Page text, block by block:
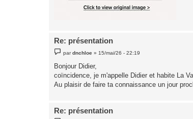
Re: présentation
e
s
a
e
pardnchloe » 15/mai/26 - 22:19
Bonjour Didier,
coïncidence, je m'appelle Didier et habite La
Au plaisir de faire ta connaissance un jour
Re: présentation